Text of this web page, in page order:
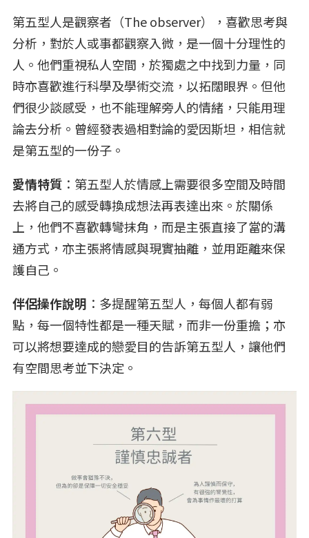
第五型人是觀察者（The observer），喜歡思考與
分析，對於人或事都觀察入微，是一個十分理性的
人。他們重視私人空間，於獨處之中找到力量，同
時亦喜歡進行科學及學術交流，以拓闊眼界。但他
們很少談感受，也不能理解旁人的情緒，只能用理
論去分析。曾經發表過相對論的愛因斯坦，相信就
是第五型的一份子。
愛情特質 ：第五型人於情感上需要很多空間及時間
去將自己的感受轉換成想法再表達出來。於關係
上，他們不喜歡轉彎抹角，而是主張直接了當的溝
通方式，亦主張將情感與現實抽離，並用距離來保
護自己。
伴侶操作說明 ：多提醒第五型人，每個人都有弱
點，每一個特性都是一種天賦，而非一份重擔；亦
可以將想要達成的戀愛目的告訴第五型人，讓他們
有空間思考並下決定。